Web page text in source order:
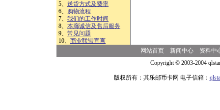
5、 送货方式及费率
6、 购物流程
7、 我们的工作时间
8、 本廊诚信及售后服务
9、 常见问题
10、 商业联盟宣言
网站首页 新闻中心
资料中
Copyright © 2003-2004
版权所有：其乐邮币卡网 电子信箱：